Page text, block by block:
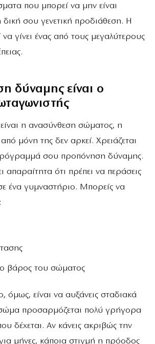
που μπορεί να μην είναι
δική σου γενετική προδιάθεση. Η
γίνει ένας από τους μεγαλύτερους
δύναμης είναι ο
η ανασύνθεση σώματος, η
μόνη της δεν αρκεί. Χρειάζεται
σου προπόνηση δύναμης.
απαραίτητα ότι πρέπει να περάσεις
ένα γυμναστήριο. Μπορείς να
βάρος του σώματος
όμως, είναι να αυξάνεις σταδιακά
προσαρμόζεται πολύ γρήγορα
δέχεται. Αν κάνεις ακριβώς την
μήνες, κάποια στιγμή η πρόοδος